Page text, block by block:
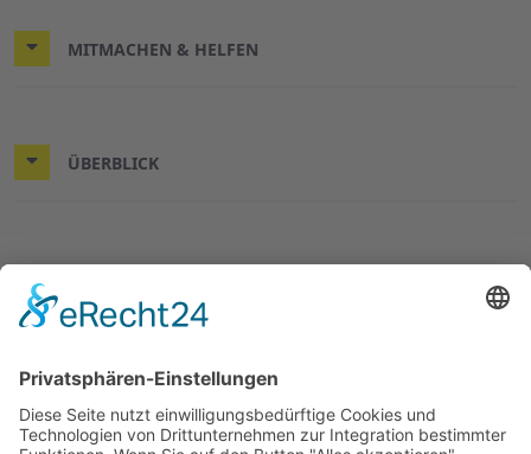
MITMACHEN & HELFEN
ÜBERBLICK
Impressum
Datenschutz